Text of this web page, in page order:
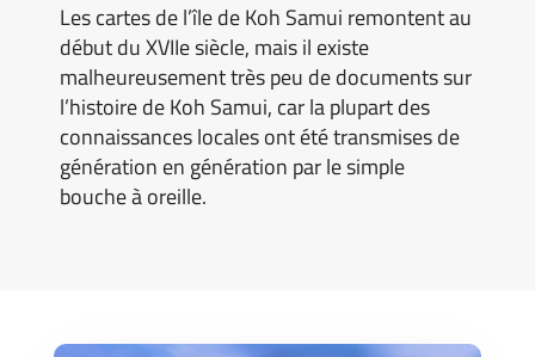
Les cartes de l’île de Koh Samui remontent au
début du XVIIe siècle, mais il existe
malheureusement très peu de documents sur
l’histoire de Koh Samui, car la plupart des
connaissances locales ont été transmises de
génération en génération par le simple
bouche à oreille.